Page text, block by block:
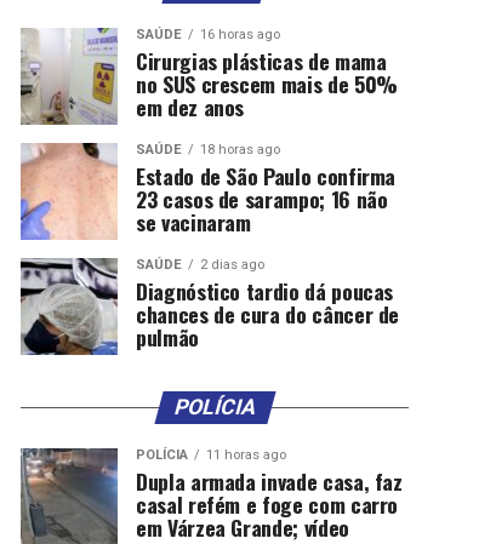
SAÚDE 16 horas ago
Cirurgias plásticas de mama
no SUS crescem mais de 50%
em dez anos
SAÚDE 18 horas ago
Estado de São Paulo confirma
23 casos de sarampo; 16 não
se vacinaram
SAÚDE 2 dias ago
Diagnóstico tardio dá poucas
chances de cura do câncer de
pulmão
POLÍCIA
POLÍCIA 11 horas ago
Dupla armada invade casa, faz
casal refém e foge com carro
em Várzea Grande; vídeo